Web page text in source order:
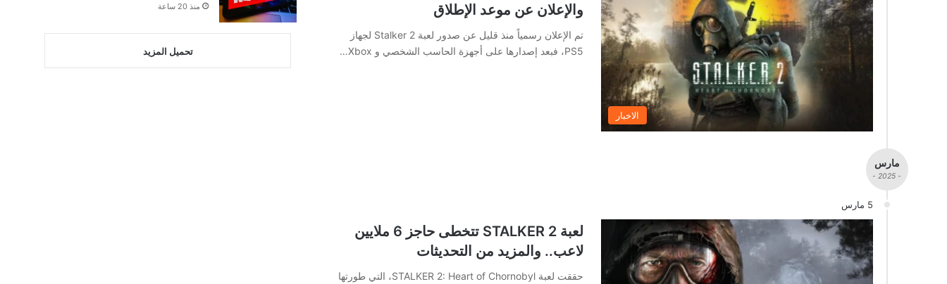
الاخبار
والإعلان عن موعد الإطلاق
تم الإعلان رسمياً منذ قليل عن صدور لعبة Stalker 2 لجهاز
PS5، فبعد إصدارها على أجهزة الحاسب الشخصي و Xbox…
مارس
- 2025 -
5 مارس
لعبة STALKER 2 تتخطى حاجز 6 ملايين
لاعب.. والمزيد من التحديثات
حققت لعبة STALKER 2: Heart of Chornobyl، التي طورتها
منذ 20 ساعة
تحميل المزيد